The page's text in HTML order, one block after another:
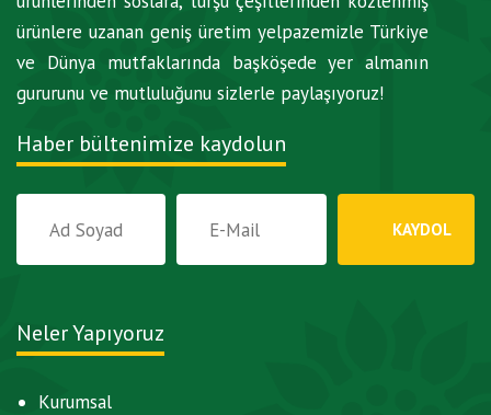
ürünlere uzanan geniş üretim yelpazemizle Türkiye
ve Dünya mutfaklarında başköşede yer almanın
gururunu ve mutluluğunu sizlerle paylaşıyoruz!
Haber bültenimize kaydolun
Neler Yapıyoruz
Kurumsal